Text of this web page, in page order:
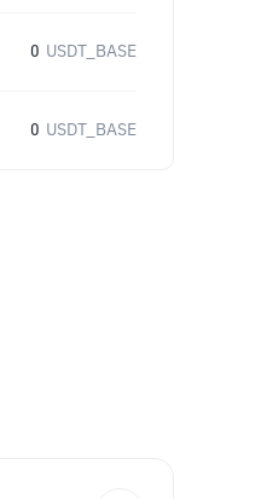
0 USDT_BASE
0 USDT_BASE